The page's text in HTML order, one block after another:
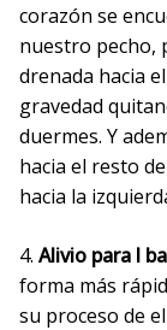
corazón se
nuestro pecho,
drenada hacia
gravedad
duermes. Y
hacia el resto
hacia la
4. Alivio para l
forma más
su proceso de